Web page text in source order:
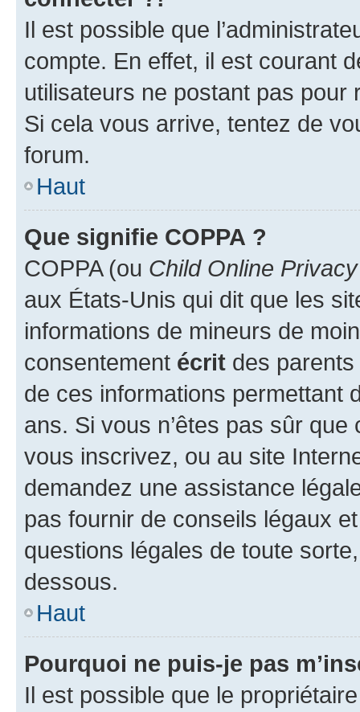
Il est possible que
compte. En effet, il est courant
utilisateurs ne postant pas pour
Si cela vous arrive, tentez de
forum.
Haut
Que signifie COPPA ?
COPPA (ou Child Online
aux États-Unis qui dit que les
informations de mineurs de
consentement écrit des parents
de ces informations permettant
ans. Si vous n’êtes pas sûr
vous inscrivez, ou au site
demandez une assistance
pas fournir de conseils légaux
questions légales de toute
dessous.
Haut
Pourquoi ne puis-je pas
Il est possible que le